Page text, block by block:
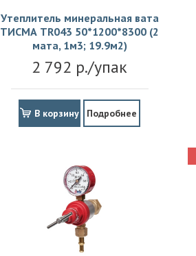
Утеплитель минеральная вата
ТИСМА TR043 50*1200*8300 (2
мата, 1м3; 19.9м2)
2 792 р./упак
В корзину Подробнее